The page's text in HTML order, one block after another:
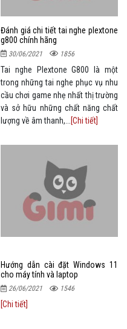
Đánh giá chi tiết tai nghe plextone
g800 chính hãng
30/06/2021 1856
Tai nghe Plextone G800 là một
trong những tai nghe phục vụ nhu
cầu chơi game nhẹ nhất thị trường
và sở hữu những chất năng chất
lượng về âm thanh,...
[Chi tiết]
Hướng dẫn cài đặt Windows 11
cho máy tính và laptop
26/06/2021 1546
[Chi tiết]